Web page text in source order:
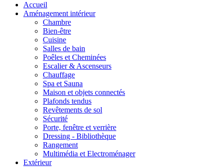
Accueil
Aménagement intérieur
Chambre
Bien-être
Cuisine
Salles de bain
Poêles et Cheminées
Escalier & Ascenseurs
Chauffage
Spa et Sauna
Maison et objets connectés
Plafonds tendus
Revêtements de sol
Sécurité
Porte, fenêtre et verrière
Dressing - Bibliothèque
Rangement
Multimédia et Electroménager
Extérieur